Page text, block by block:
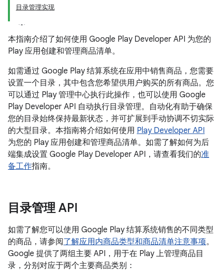
目录管理实现
本指南介绍了如何使用 Google Play Developer API 为您的
Play 应用创建和管理商品清单。
如需通过 Google Play 结算系统在应用中销售商品，您需要
设置一个目录，其中包含您希望供用户购买的所有商品。您
可以通过 Play 管理中心执行此操作，也可以使用 Google
Play Developer API 自动执行目录管理。自动化有助于确保
您的目录始终保持最新状态，并可扩展到手动协调不切实际
的大型目录。本指南将介绍如何使用 Play Developer API
为您的 Play 应用创建和管理商品清单。如需了解如何为后
端集成设置 Google Play Developer API，请查看我们的准
备工作指南。
目录管理 API
如需了解您可以使用 Google Play 结算系统销售的不同类型
的商品，请参阅了解应用内商品类型和商品清单注意事项。
Google 提供了两组主要 API，用于在 Play 上管理商品目
录，分别对应于两个主要商品类别：